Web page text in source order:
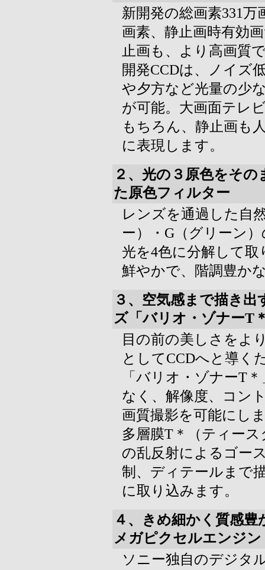
新開発の総画素331万
画素、静止画時有効
止画も、より高画質
開発CCDは、ノイズ
や夕方など光量の少
が可能。大画面テレ
もちろん、静止画も
に表現します。
２、光の３原色をそ
た原色フィルター
レンズを通過した自
ー）・G（グリーン
光を4色に分解して
鮮やかで、階調豊か
３、空気感まで描き
ズ「バリオ・ゾナーT
目の前の美しさをよ
としてCCDへと導く
「バリオ・ゾナーT
なく、解像度、コン
画質撮影を可能にし
多層膜T＊（ティー
の乱反射によるゴー
制、ディテールまで
に取り込みます。
４、きめ細かく質感
メガピクセルエンジン
ソニー独自のデジタ